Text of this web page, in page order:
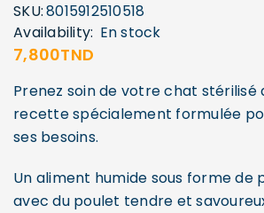
SKU:8015912510518
Availability: En stock
7,800TND
Prenez soin de votre chat
recette spécialement formulée
ses besoins.
Un aliment humide sous forme de
avec du poulet tendre et